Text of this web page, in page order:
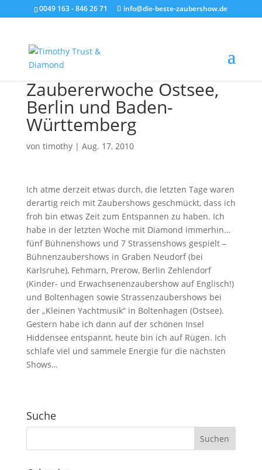
0049 163 - 846 26 71 info@die-beste-zaubershow.de
Zaubererwoche Ostsee,
Berlin und Baden-
Württemberg
von timothy| Aug. 17, 2010
Ich atme derzeit etwas durch, die letzten Tage waren
derartig reich mit Zaubershows geschmückt, dass ich
froh bin etwas Zeit zum Entspannen zu haben. Ich
habe in der letzten Woche mit Diamond immerhin…
fünf Bühnenshows und 7 Strassenshows gespielt –
Bühnenzaubershows in Graben Neudorf (bei
Karlsruhe), Fehmarn, Prerow, Berlin Zehlendorf
(Kinder- und Erwachsenenzaubershow auf Englisch!)
und Boltenhagen sowie Strassenzaubershows bei
der „Kleinen Yachtmusik“ in Boltenhagen (Ostsee).
Gestern habe ich dann auf der schönen Insel
Hiddensee entspannt, heute bin ich auf Rügen. Ich
schlafe viel und sammele Energie für die nächsten
Shows…
Suche